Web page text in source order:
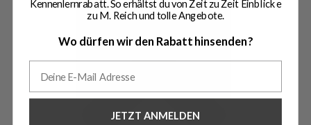
Kennenlernrabatt. So erhältst du von Zeit zu Zeit Einblicke
zu M. Reich und tolle Angebote.
Wo dürfen wir den Rabatt hinsenden?
JETZT ANMELDEN